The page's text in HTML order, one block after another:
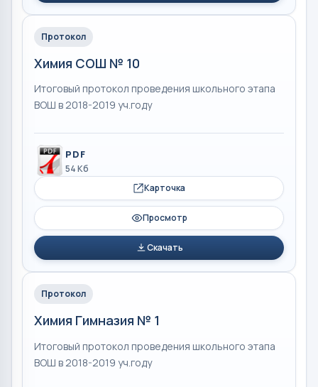
Протокол
Химия СОШ № 10
Итоговый протокол проведения школьного этапа
ВОШ в 2018-2019 уч.году
PDF
54 Кб
Карточка
Просмотр
Скачать
Протокол
Химия Гимназия № 1
Итоговый протокол проведения школьного этапа
ВОШ в 2018-2019 уч.году